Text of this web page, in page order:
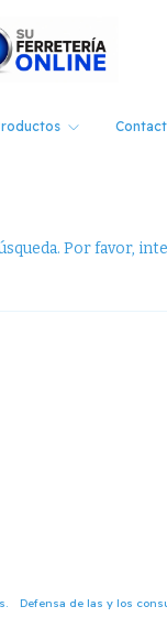
Por favor,
Defensa de las y los